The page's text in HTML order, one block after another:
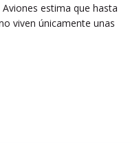
estima que hasta
viven únicamente unas